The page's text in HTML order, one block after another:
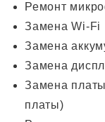
Ремонт
Замена Wi-Fi
Замена
Замена
Замена
платы)